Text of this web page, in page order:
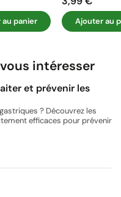
panier
Prix
Ajouter au
intéresser
et prévenir les
? Découvrez les
efficaces pour prévenir